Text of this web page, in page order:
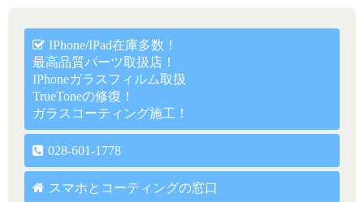
IPhone/iPad在庫多数！
最高品質パーツ取扱店！
IPhoneガラスフィルム取扱
TrueToneの修復！
ガラスコーティング施工！
028-601-1778
スマホとコーティングの窓口